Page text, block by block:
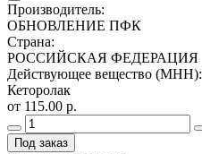
Производитель:
ОБНОВЛЕНИЕ ПФК
Страна:
РОССИЙСКАЯ ФЕДЕРАЦИЯ
Действующее вещество (МНН):
Кеторолак
от 115.00 р.
Под заказ